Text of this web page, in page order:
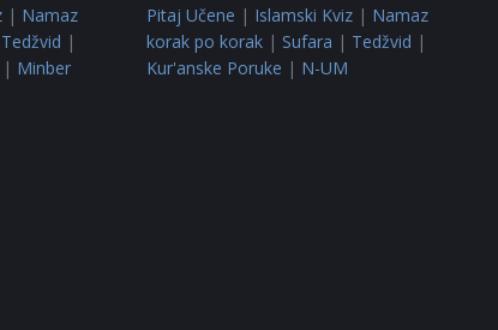
| Namaz
Tedžvid |
| Minber
Pitaj Učene | Islamski Kviz | Namaz
korak po korak | Sufara | Tedžvid |
Kur'anske Poruke | N-UM